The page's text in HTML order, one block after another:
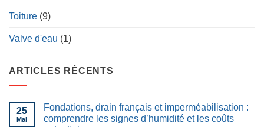
Toiture (9)
Valve d'eau (1)
ARTICLES RÉCENTS
25
Mai
Fondations, drain français et imperméabilisation :
comprendre les signes d’humidité et les coûts